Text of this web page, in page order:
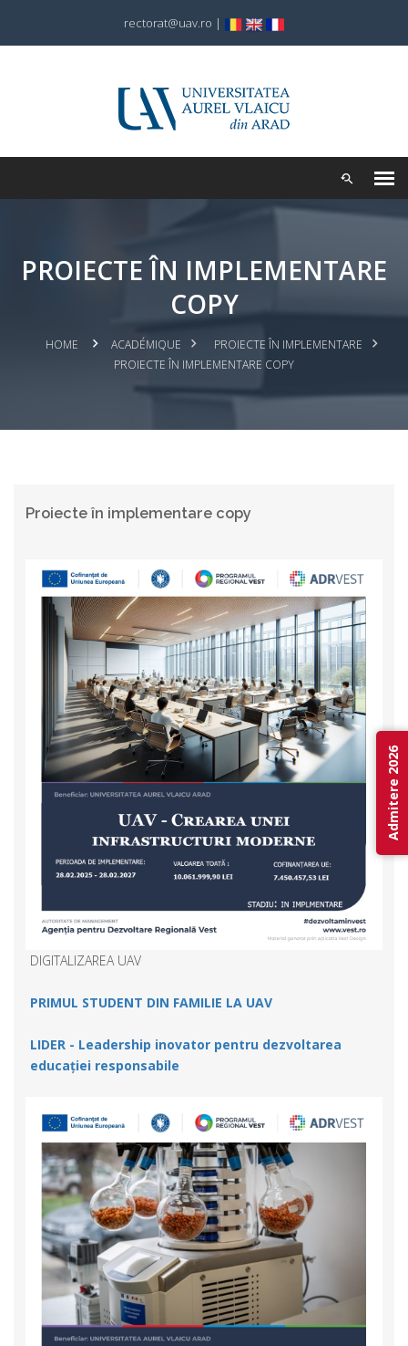
rectorat@uav.ro |
PROIECTE ÎN IMPLEMENTARE
COPY
HOME ACADÉMIQUE
PROIECTE ÎN IMPLEMENTARE
PROIECTE ÎN IMPLEMENTARE COPY
Proiecte în implementare copy
DIGITALIZAREA UAV
PRIMUL STUDENT DIN FAMILIE LA UAV
LIDER - Leadership inovator pentru dezvoltarea
educației responsabile
Admitere 2026